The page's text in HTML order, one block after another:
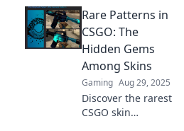
tips, tricks, and
insider knowledge
to elevate your
gameplay and
inventory value.
Rare Patterns in
CSGO: The
Hidden Gems
Among Skins
Gaming Aug 29, 2025
Discover the rarest
CSGO skin